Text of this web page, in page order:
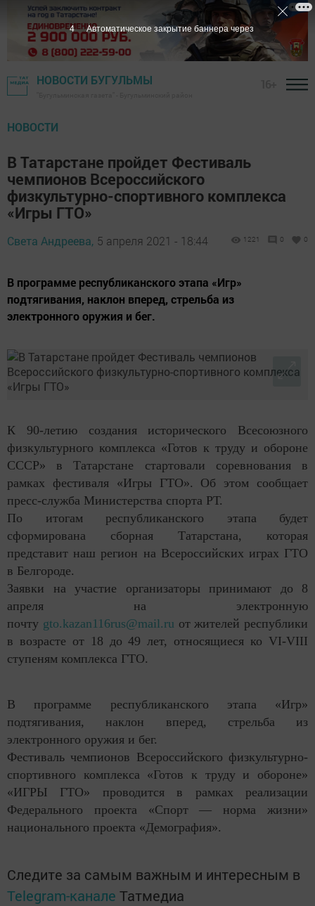
НОВОСТИ БУГУЛЬМЫ
НОВОСТИ
В Татарстане пройдет Фестиваль
чемпионов Всероссийского
физкультурно-спортивного комплекса
«Игры ГТО»
Света Андреева, 5 апреля 2021 - 18:44 1221 0 0
В программе республиканского этапа «Игр»
подтягивания, наклон вперед, стрельба из
электронного оружия и бег.
К 90-летию создания исторического Всесоюзного
физкультурного комплекса «Готов к труду и обороне
СССР» в Татарстане стартовали соревнования в
рамках фестиваля «Игры ГТО». Об этом сообщает
пресс-служба Министерства спорта РТ.
По итогам республиканского этапа будет
сформирована сборная Татарстана, которая
представит наш регион на Всероссийских играх ГТО
в Белгороде.
Заявки на участие организаторы принимают до 8
апреля на электронную
почту gto.kazan116rus@mail.ru от жителей республики
в возрасте от 18 до 49 лет, относящиеся ко VI-VIII
ступеням комплекса ГТО.
В программе республиканского этапа «Игр»
подтягивания, наклон вперед, стрельба из
электронного оружия и бег.
Фестиваль чемпионов Всероссийского физкультурно-
спортивного комплекса «Готов к труду и обороне»
«ИГРЫ ГТО» проводится в рамках реализации
Федерального проекта «Спорт — норма жизни»
национального проекта «Демография».
Следите за самым важным и интересным в
Telegram-канале Татмедиа
3 Автоматическое закрытие баннера через